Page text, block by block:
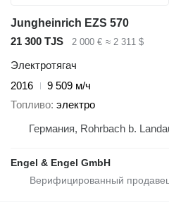
Jungheinrich EZS 570
21 300 TJS
2 000 € ≈ 2 311 $
Электротягач
2016
9 509 м/ч
Топливо электро
Германия, Rohrbach b.
Engel & Engel GmbH